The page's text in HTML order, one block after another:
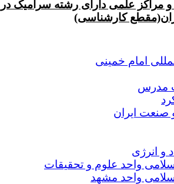
مراکز علمی دارای رشته سرامیک در
کارشناسی)
امام خمینی
مدرس
صنعت ایران
و انرژی
واحد علوم و تحقیقات
واحد مشهد